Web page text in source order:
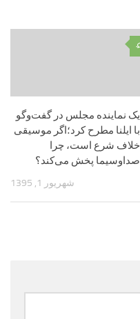
۰
یک نماینده مجلس در گفت‌وگو
با ایلنا مطرح کرد؛اگر موسیقی
خلاف شرع است، چرا
صداوسیما پخش می‌کند؟
شهریور 1, 1395